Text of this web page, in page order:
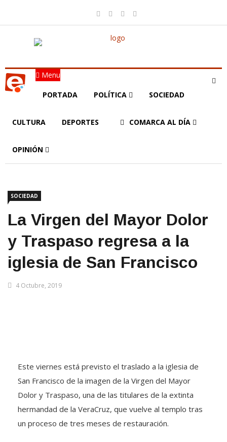
Menu
PORTADA POLÍTICA SOCIEDAD
CULTURA DEPORTES COMARCA AL DÍA
OPINIÓN
SOCIEDAD
La Virgen del Mayor Dolor
y Traspaso regresa a la
iglesia de San Francisco
4 Octubre, 2019
Este viernes está previsto el traslado a la iglesia de
San Francisco de la imagen de la Virgen del Mayor
Dolor y Traspaso, una de las titulares de la extinta
hermandad de la VeraCruz, que vuelve al templo tras
un proceso de tres meses de restauración.